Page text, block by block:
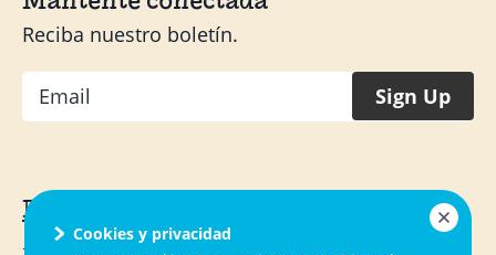
Cookies y privacidad
Reciba nuestro boletín.
Email
Sign Up
Familias